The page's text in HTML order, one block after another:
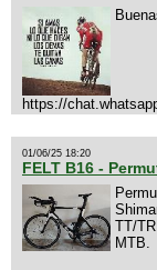
https://
01/06/25 18:20
FELT B16 -
TT/
MTB.